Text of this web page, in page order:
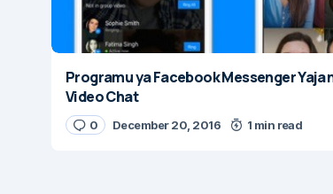
Programu ya Facebook Messenger Yaja
Video Chat
0 December 20, 2016 1 min read